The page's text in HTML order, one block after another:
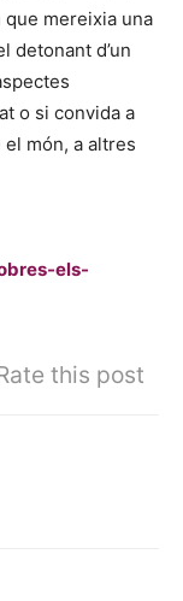
mereixia una
detonant d’un
o si convida a
món, a altres
els-
this post